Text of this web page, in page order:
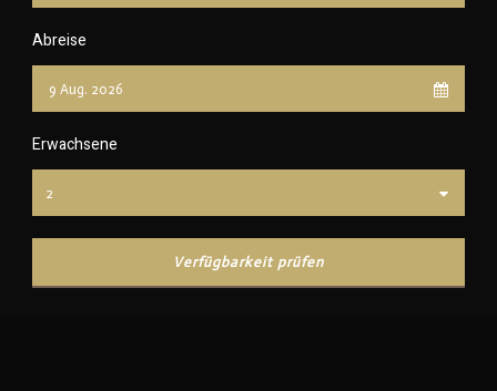
Abreise
Erwachsene